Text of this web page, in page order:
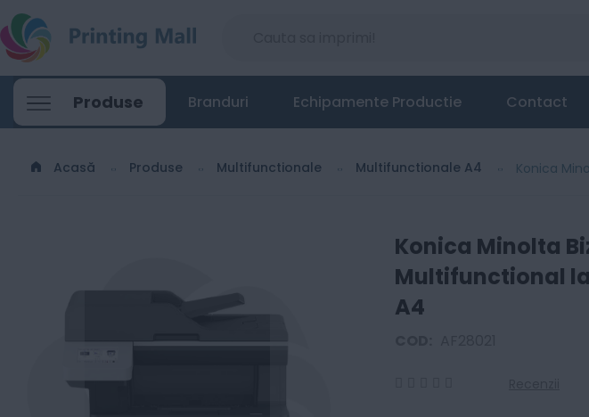
Produse Branduri Echipamente Productie Contact
Acasă Produse Multifunctionale Multifunctionale A4 Konica
Konica Minolta
Multifunctional
A4
Konica Minolta Bizhub 4221i - Multifunctional laser monocrom A4
3099 00 Lei